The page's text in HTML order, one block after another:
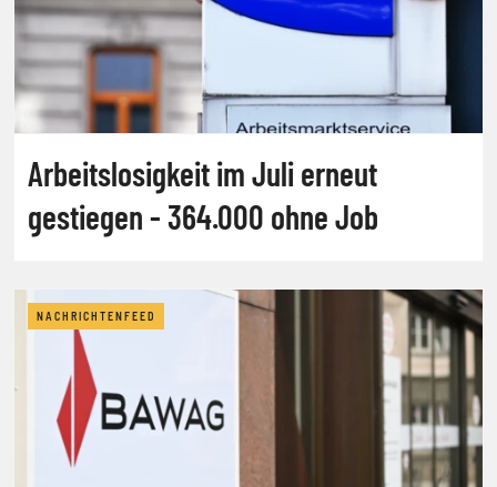
Arbeitslosigkeit im Juli erneut
gestiegen - 364.000 ohne Job
NACHRICHTENFEED